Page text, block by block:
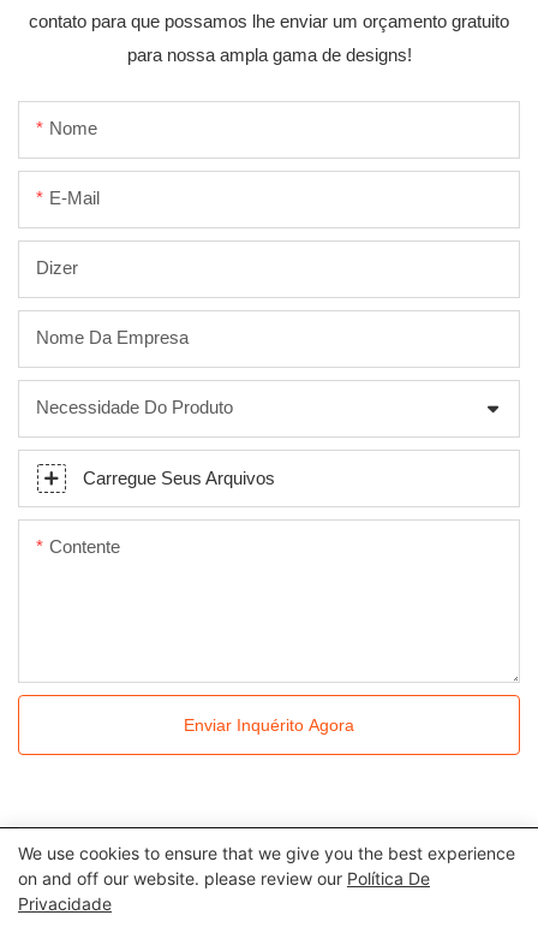
contato para que possamos lhe enviar um orçamento gratuito
para nossa ampla gama de designs!
Nome
E-Mail
Dizer
Nome Da Empresa
Necessidade Do Produto
Carregue Seus Arquivos
Contente
Enviar Inquérito Agora
Todos os direitos reservados © 2024 Kingkonree International
China Surface Industrial Co., Ltd |
We use cookies to ensure that we give you the best experience
on and off our website. please review our Política De
Privacidade